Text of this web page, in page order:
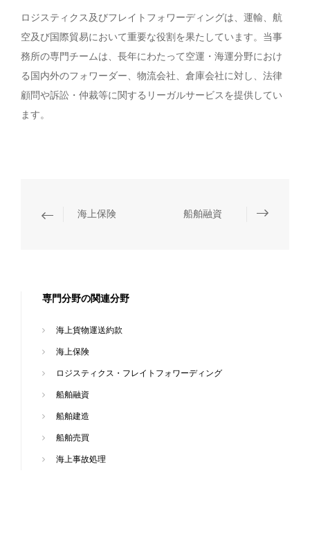
ロジスティクス及びフレイトフォワーディングは、運輸、航
空及び国際貿易において重要な役割を果たしています。当事
務所の専門チームは、長年にわたって空運・海運分野におけ
る国内外のフォワーダー、物流会社、倉庫会社に対し、法律
顧問や訴訟・仲裁等に関するリーガルサービスを提供してい
ます。
海上保険 船舶融資
専門分野の関連分野
海上貨物運送約款
海上保険
ロジスティクス・フレイトフォワーディング
船舶融資
船舶建造
船舶売買
海上事故処理